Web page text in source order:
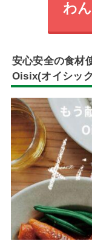
わ
安心安全の食材
Oisix(オイシッ